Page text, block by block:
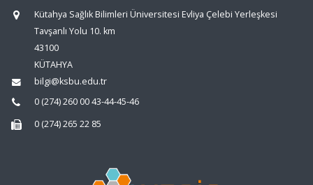
Kütahya Sağlık Bilimleri Üniversitesi Evliya Çelebi Yerleşkesi
Tavşanlı Yolu 10. km
43100
KÜTAHYA
bilgi@ksbu.edu.tr
0 (274) 260 00 43-44-45-46
0 (274) 265 22 85